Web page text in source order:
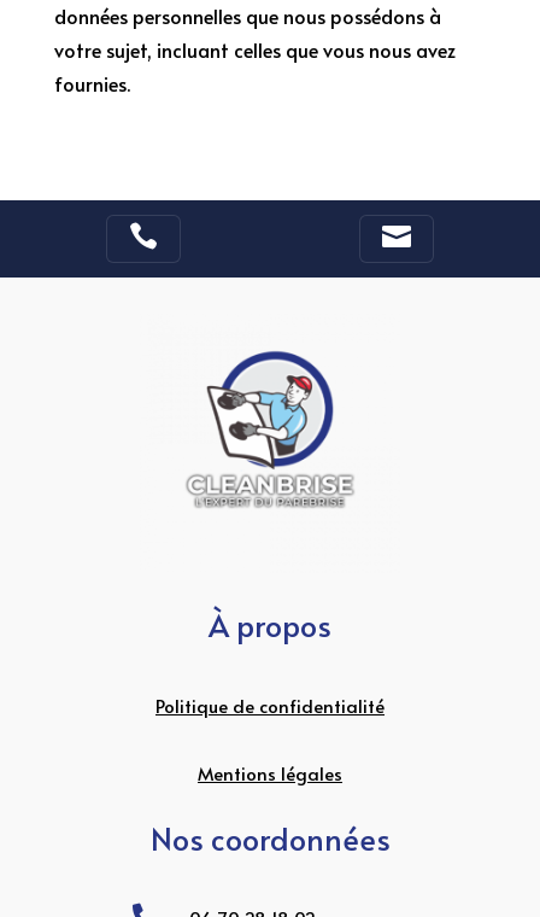
données personnelles que nous possédons à
votre sujet, incluant celles que vous nous avez
fournies.
 
À propos
Politique de confidentialité
Mentions légales
Nos coordonnées